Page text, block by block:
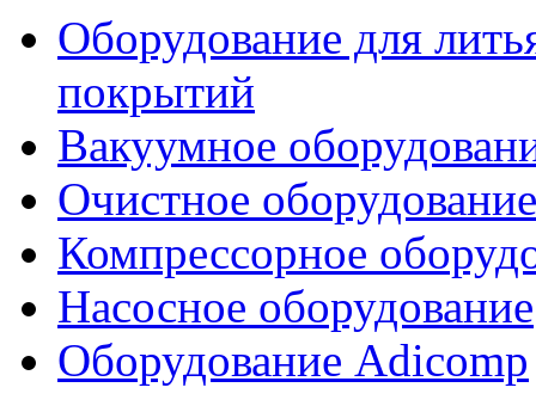
Оборудование для
покрытий
Вакуумное
Очистное оборудование
Компрессорное
Насосное оборудование
Оборудование Adicomp